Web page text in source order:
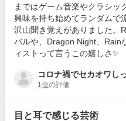
まではゲーム音楽やクラシッ
興味を持ち始めてランダムで
沢山聞き覚えがありました。
バルや、Dragon Night、Rain
ィストって言うこの嬉しさ✨
コロナ禍でセカオワし
1位の評価
目と耳で感じる芸術